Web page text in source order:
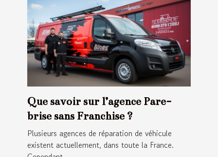
Que savoir sur l’agence Pare-
brise sans Franchise ?
Plusieurs agences de réparation de véhicule
existent actuellement, dans toute la France.